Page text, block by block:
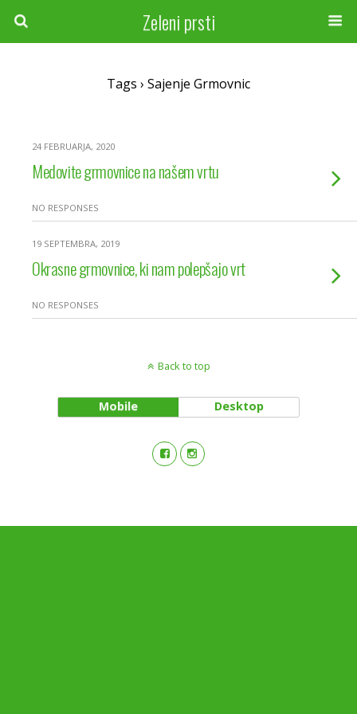
Zeleni prsti
Tags › Sajenje Grmovnic
24 FEBRUARJA, 2020
Medovite grmovnice na našem vrtu
NO RESPONSES
19 SEPTEMBRA, 2019
Okrasne grmovnice, ki nam polepšajo vrt
NO RESPONSES
Back to top
Mobile Desktop